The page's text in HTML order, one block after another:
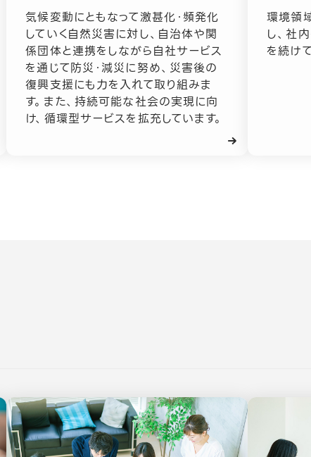
気候変動にともなって激甚化・頻発化
していく自然災害に対し、自治体や関
係団体と連携をしながら自社サービス
を通じて防災・減災に努め、災害後の
復興支援にも力を入れて取り組みま
す。また、持続可能な社会の実現に向
け、循環型サービスを拡充しています。
環境領
し、社
を続け